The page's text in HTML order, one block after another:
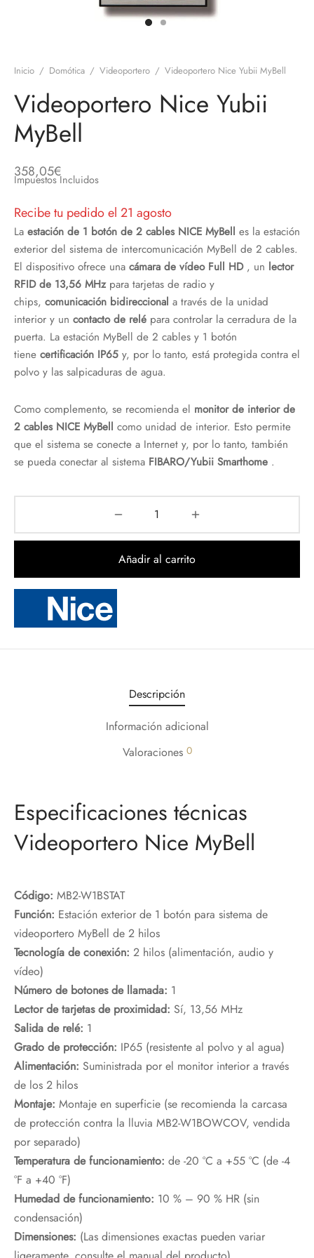
Inicio / Domótica / Videoportero / Videoportero Nice Yubii MyBell
Videoportero Nice Yubii
MyBell
358,05€
Impuestos Incluidos
Recibe tu pedido el 21 agosto
La estación de 1 botón de 2 cables NICE MyBell es la estación
exterior del sistema de intercomunicación MyBell de 2 cables.
El dispositivo ofrece una cámara de vídeo Full HD, un lector
RFID de 13,56 MHzpara tarjetas de radio y
chips, comunicación bidireccional a través de la unidad
interior y un contacto de relé para controlar la cerradura de la
puerta. La estación MyBell de 2 cables y 1 botón
tiene certificación IP65 y, por lo tanto, está protegida contra el
polvo y las salpicaduras de agua.
Como complemento, se recomienda el monitor de interior de
2 cables NICE MyBell como unidad de interior. Esto permite
que el sistema se conecte a Internet y, por lo tanto, también
se pueda conectar al sistema FIBARO/Yubii Smarthome .
Añadir al carrito
Descripción
Información adicional
Valoraciones 0
Especificaciones técnicas
Videoportero Nice MyBell
Código: MB2-W1BSTAT
Función: Estación exterior de 1 botón para sistema de
videoportero MyBell de 2 hilos
Tecnología de conexión: 2 hilos (alimentación, audio y
vídeo)
Número de botones de llamada: 1
Lector de tarjetas de proximidad: Sí, 13,56 MHz
Salida de relé: 1
Grado de protección: IP65 (resistente al polvo y al agua)
Alimentación: Suministrada por el monitor interior a través
de los 2 hilos
Montaje: Montaje en superficie (se recomienda la carcasa
de protección contra la lluvia MB2-W1BOWCOV, vendida
por separado)
Temperatura de funcionamiento: de -20 °C a +55 °C (de -4
°F a +40 °F)
Humedad de funcionamiento: 10 % – 90 % HR (sin
condensación)
Dimensiones: (Las dimensiones exactas pueden variar
Equipos de Sonido